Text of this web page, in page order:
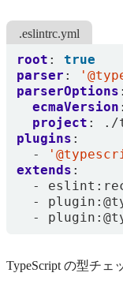
.eslintrc.yml
root :
true
parser :
parserOptions :
ecmaVersion :
project : ./
plugins :
-
extends :
-
-
-
TypeScript の型チ